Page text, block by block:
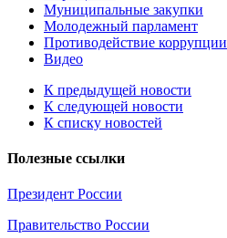
Муниципальные закупки
Молодежный парламент
Противодействие коррупции
Видео
К предыдущей новости
К следующей новости
К списку новостей
Полезные ссылки
Президент России
Правительство России